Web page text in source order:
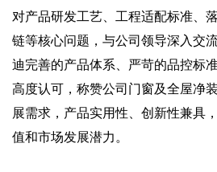
对产品研发工艺、工程适配标准、
链等核心问题，与公司领导深入交
迪完善的产品体系、严苛的品控标
高度认可，称赞公司门窗及全屋净
展需求，产品实用性、创新性兼具
值和市场发展潜力。